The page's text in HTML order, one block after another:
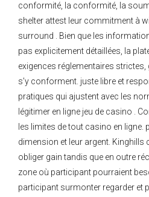
conformité, la conformité, la
shelter attest leur commitment à
surround . Bien que les
pas explicitement détaillées, la
exigences réglementaires strictes,
s’y conforment. juste libre et
pratiques qui ajustent avec les
légitimer en ligne jeu de casino .
les limites de tout casino en ligne.
dimension et leur argent.
obliger gain tandis que en outre
zone où participant pourraient
participant surmonter regarder et